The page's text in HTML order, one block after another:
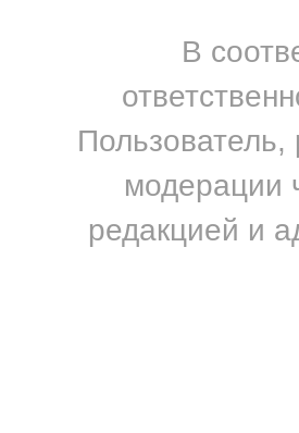
В
Пользователь,
модерации
редакцией и